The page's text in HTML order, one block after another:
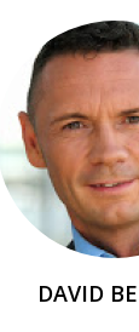
DAVID